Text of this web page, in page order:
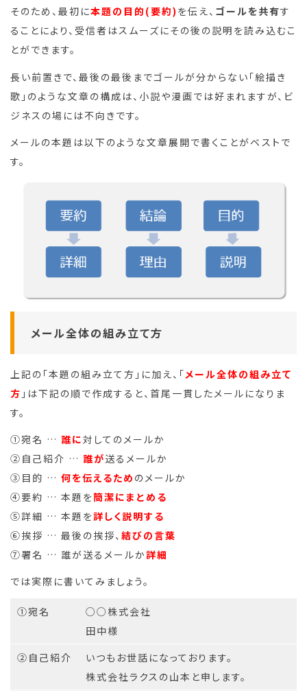
そのため、最初に本題の目的(要約) を伝え、 ゴールを共有す
ることにより、受信者はスムーズにその後の説明を読み込むこ
とができます。
長い前置きで、最後の最後までゴールが分からない「絵描き
歌」のような文章の構成は、小説や漫画では好まれますが、ビ
ジネスの場には不向きです。
メールの本題は以下のような文章展開で書くことがベストで
す。
メール全体の組み立て方
上記の「本題の組み立て方」に加え、「メール全体の組み立て
方 」は下記の順で作成すると、首尾一貫したメールになりま
す。
①宛名 … 誰に対してのメールか
②自己紹介 … 誰が送るメールか
③目的 … 何を伝えるため のメールか
④要約 … 本題を簡潔にまとめる
⑤詳細 … 本題を詳しく説明する
⑥挨拶 … 最後の挨拶、 結びの言葉
⑦署名 … 誰が送るメールか詳細
では実際に書いてみましょう。
①宛名
○○株式会社
田中様
②自己紹介
いつもお世話になっております。
株式会社ラクスの山本と申します。